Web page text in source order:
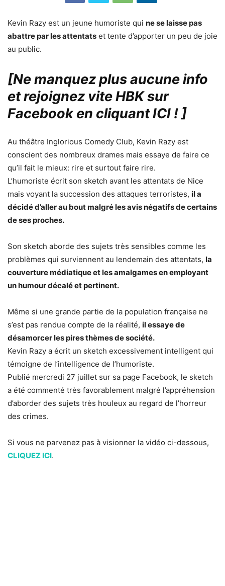
Kevin Razy est un jeune humoriste qui ne se laisse pas
abattre par les attentats et tente d’apporter un peu de joie
au public.
[Ne manquez plus aucune info
et rejoignez vite HBK sur
Facebook en cliquant ICI !]
Au théâtre Inglorious Comedy Club, Kevin Razy est
conscient des nombreux drames mais essaye de faire ce
qu’il fait le mieux: rire et surtout faire rire.
L’humoriste écrit son sketch avant les attentats de Nice
mais voyant la succession des attaques terroristes, il a
décidé d’aller au bout malgré les avis négatifs de certains
de ses proches.
Son sketch aborde des sujets très sensibles comme les
problèmes qui surviennent au lendemain des attentats, la
couverture médiatique et les amalgames en employant
un humour décalé et pertinent.
Même si une grande partie de la population française ne
s’est pas rendue compte de la réalité, il essaye de
désamorcer les pires thèmes de société.
Kevin Razy a écrit un sketch excessivement intelligent qui
témoigne de l’intelligence de l’humoriste.
Publié mercredi 27 juillet sur sa page Facebook, le sketch
a été commenté très favorablement malgré l’appréhension
d’aborder des sujets très houleux au regard de l’horreur
des crimes.
Si vous ne parvenez pas à visionner la vidéo ci-dessous,
CLIQUEZ ICI.